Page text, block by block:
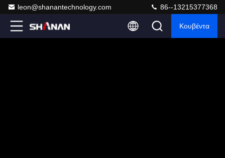
leon@shanantechnology.com 86--13215377368
Κουβέντα